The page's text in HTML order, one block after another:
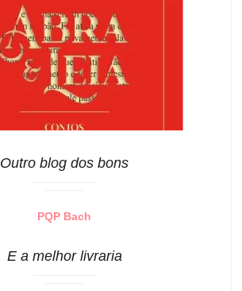
Outro blog dos bons
PQP Bach
E a melhor livraria